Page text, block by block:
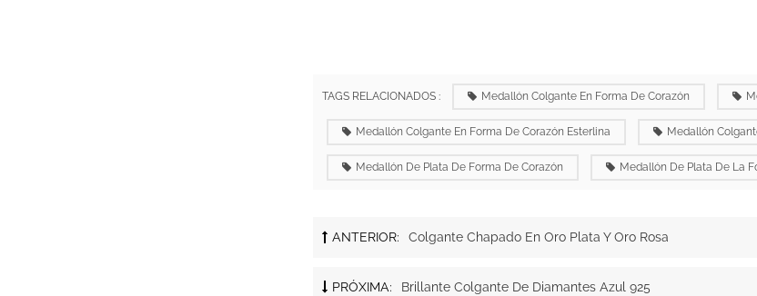
TAGS RELACIONADOS : Medallón Colgante En Forma De Corazón
Medallón Colgante En Forma De Corazón Esterlina Medallón
Medallón De Plata De Forma De Corazón Medallón De Plata De La
ANTERIOR: Colgante Chapado En Oro Plata Y Oro Rosa
PRÓXIMA: Brillante Colgante De Diamantes Azul 925